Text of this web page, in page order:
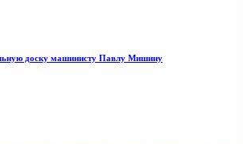
доску машинисту Павлу Мишину